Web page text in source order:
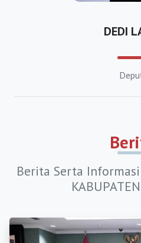
https://
https://bkpmsalatiga.org
https://bkpmbangkalan.org
https://
https://bkpmblitar.org
https://
DEDI
Berita Serta